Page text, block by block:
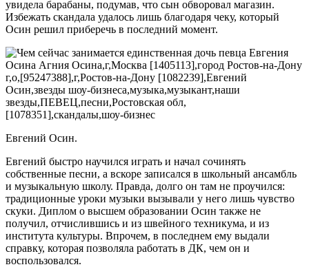
увидела барабаны, подумав, что сын обворовал магазин.
Избежать скандала удалось лишь благодаря чеку, который
Осин решил приберечь в последний момент.
Евгений Осин.
Евгений быстро научился играть и начал сочинять
собственные песни, а вскоре записался в школьный ансамбль
и музыкальную школу. Правда, долго он там не проучился:
традиционные уроки музыки вызывали у него лишь чувство
скуки. Диплом о высшем образовании Осин также не
получил, отчислившись и из швейного техникума, и из
института культуры. Впрочем, в последнем ему выдали
справку, которая позволяла работать в ДК, чем он и
воспользовался.